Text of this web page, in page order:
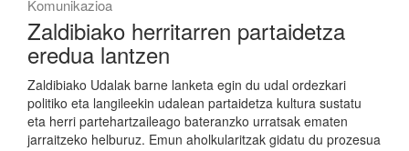
Komunikazioa
Zaldibiako herritarren partaidetza
eredua lantzen
Zaldibiako Udalak barne lanketa egin du udal ordezkari
politiko eta langileekin udalean partaidetza kultura sustatu
eta herri partehartzaileago bateranzko urratsak ematen
jarraitzeko helburuz. Emun aholkularitzak gidatu du prozesua